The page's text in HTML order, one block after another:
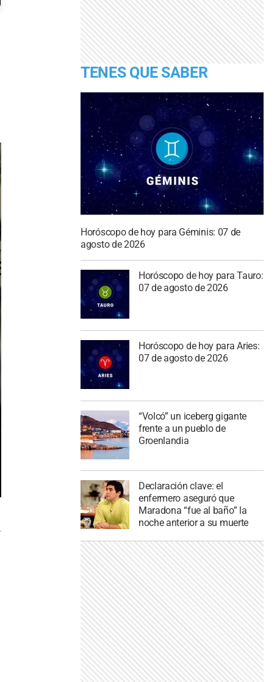
TENES QUE SABER
Horóscopo de hoy para Géminis: 07 de
agosto de 2026
Horóscopo de hoy para Tauro:
07 de agosto de 2026
Horóscopo de hoy para Aries:
07 de agosto de 2026
“Volcó” un iceberg gigante
frente a un pueblo de
Groenlandia
Declaración clave: el
enfermero aseguró que
Maradona “fue al baño” la
noche anterior a su muerte